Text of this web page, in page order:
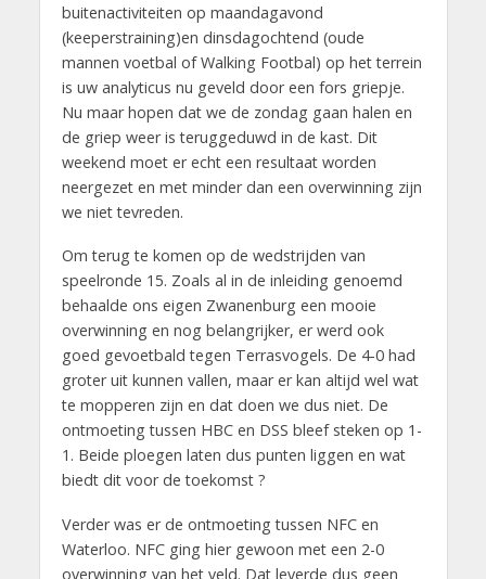
buitenactiviteiten op maandagavond
(keeperstraining)en dinsdagochtend (oude
mannen voetbal of Walking Footbal) op het terrein
is uw analyticus nu geveld door een fors griepje.
Nu maar hopen dat we de zondag gaan halen en
de griep weer is teruggeduwd in de kast. Dit
weekend moet er echt een resultaat worden
neergezet en met minder dan een overwinning zijn
we niet tevreden.
Om terug te komen op de wedstrijden van
speelronde 15. Zoals al in de inleiding genoemd
behaalde ons eigen Zwanenburg een mooie
overwinning en nog belangrijker, er werd ook
goed gevoetbald tegen Terrasvogels. De 4-0 had
groter uit kunnen vallen, maar er kan altijd wel wat
te mopperen zijn en dat doen we dus niet. De
ontmoeting tussen HBC en DSS bleef steken op 1-
1. Beide ploegen laten dus punten liggen en wat
biedt dit voor de toekomst ?
Verder was er de ontmoeting tussen NFC en
Waterloo. NFC ging hier gewoon met een 2-0
overwinning van het veld. Dat leverde dus geen